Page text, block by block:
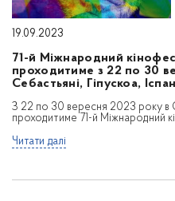
19.09.2023
71-й Міжнародний
проходитиме з 22 по 30
Себастьяні, Гіпускоа,
З 22 по 30 вересня 2023 року в
проходитиме 71-й Міжнародний
Читати далі